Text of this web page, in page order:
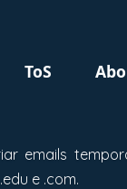
ToS
emails
e .com.